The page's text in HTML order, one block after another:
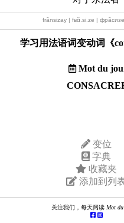
frãnsizay | fʁɑ̃.si.ze | фрãсизе
学习用法语词变动词《
Mot du
变位
字典
收藏夹
添加到列
关注我们，每天阅读 Mot